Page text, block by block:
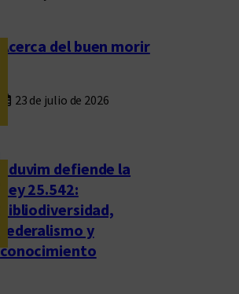
Acerca del buen morir
23 de julio de 2026
Eduvim defiende la
Ley 25.542:
bibliodiversidad,
federalismo y
conocimiento